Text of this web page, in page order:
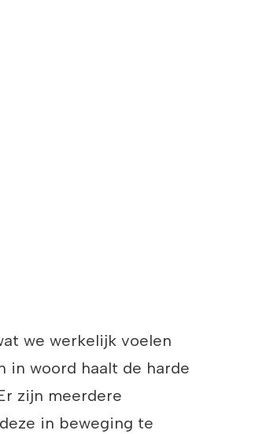
we werkelijk voelen
in woord haalt de harde
zijn meerdere
in beweging te